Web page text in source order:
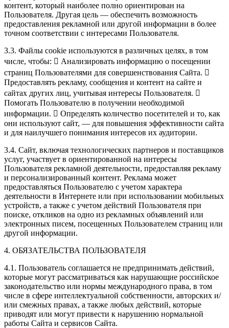
контент, который наиболее полно ориентирован на
Пользователя. Другая цель — обеспечить возможность
предоставления рекламной или другой информации в более
точном соответствии с интересами Пользователя.
3.3. Файлы cookie используются в различных целях, в том
числе, чтобы:  Анализировать информацию о посещении
страниц Пользователями для совершенствования Сайта. 
Предоставлять рекламу, сообщения и контент на сайте и
сайтах других лиц, учитывая интересы Пользователя. 
Помогать Пользователю в получении необходимой
информации.  Определять количество посетителей и то, как
они используют сайт, — для повышения эффективности сайта
и для наилучшего понимания интересов их аудитории.
3.4. Сайт, включая технологических партнеров и поставщиков
услуг, участвует в ориентированной на интересы
Пользователя рекламной деятельности, предоставляя рекламу
и персонализированный контент. Реклама может
предоставляться Пользователю с учетом характера
деятельности в Интернете или при использовании мобильных
устройств, а также с учетом действий Пользователя при
поиске, откликов на одно из рекламных объявлений или
электронных писем, посещенных Пользователем страниц или
другой информации.
4. ОБЯЗАТЕЛЬСТВА ПОЛЬЗОВАТЕЛЯ
4.1. Пользователь соглашается не предпринимать действий,
которые могут рассматриваться как нарушающие российское
законодательство или нормы международного права, в том
числе в сфере интеллектуальной собственности, авторских и/
или смежных правах, а также любых действий, которые
приводят или могут привести к нарушению нормальной
работы Сайта и сервисов Сайта.